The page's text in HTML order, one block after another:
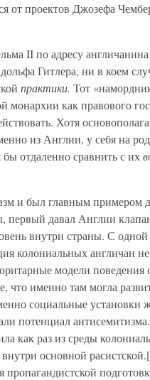
от проектов Джозефа
II по адресу
Гитлера, ни в коем
практики. Тот
как правового
Хотя
из Англии, у себя на
отдаленно сравнить с их
и был главным примером
первый давал Англии
внутри страны. С одной
колониальных англичан
модели поведения
что именно там могла
социальные установки
потенциал
как раз из среды
внутри основной